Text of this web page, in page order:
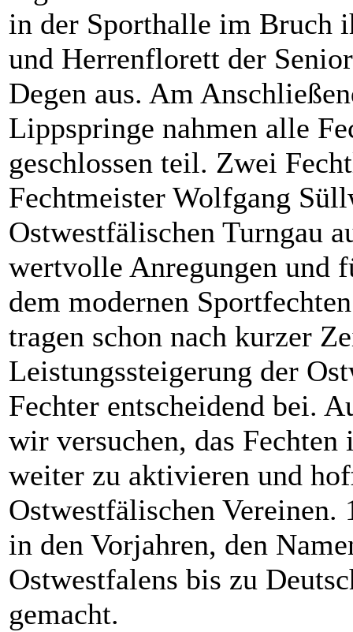
in der Sporthalle im Bruch
und Herrenflorett der
Degen aus. Am
Lippspringe nahmen alle
geschlossen teil. Zwei
Fechtmeister Wolfgang
Ostwestfälischen Turngau
wertvolle Anregungen und
dem modernen
tragen schon nach kurzer
Leistungssteigerung der
Fechter entscheidend bei.
wir versuchen, das
weiter zu aktivieren und
Ostwestfälischen
in den Vorjahren, den
Ostwestfalens bis zu
gemacht.